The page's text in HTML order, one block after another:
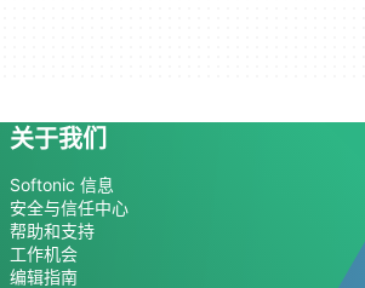
关于我们
Softonic 信息
安全与信任中心
帮助和支持
工作机会
编辑指南